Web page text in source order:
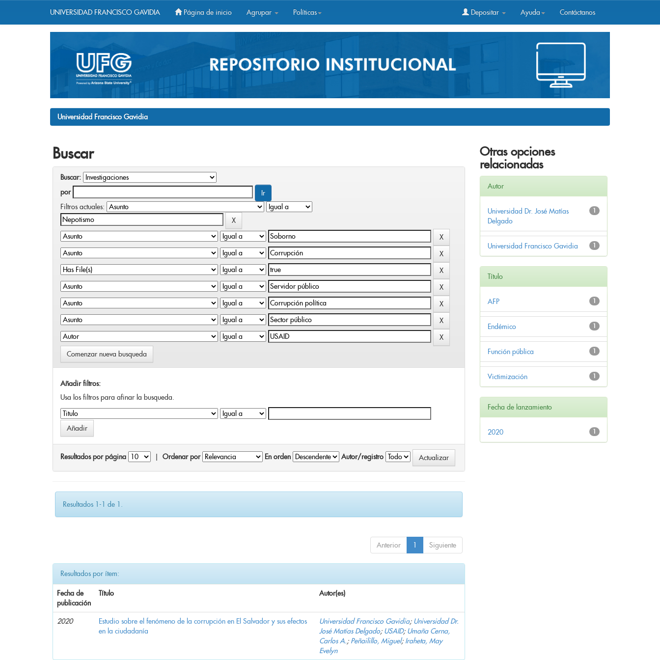
UNIVERSIDAD FRANCISCO GAVIDIA Página de inicio Agrupar Políticas Depositar Ayuda Contáctanos
Universidad Francisco Gavidia
Buscar
Buscar:
por
Filtros actuales:
Comenzar nueva busqueda
Añadir filtros:
Usa los filtros para afinar la busqueda.
Resultados por página Ordenar por En orden Autor/registro
Resultados 1-1 de 1.
Anterior 1 Siguiente
Resultados por ítem:
Fecha de
publicación
Título Autor(es)
2020
Estudio sobre el fenómeno de la corrupción en El Salvador y sus efectos
en la ciudadanía
Universidad Francisco Gavidia; Universidad Dr.
José Matías Delgado; USAID; Umaña Cerna,
Carlos A.; Peñailillo, Miguel; Iraheta, May
Evelyn
Otras opciones
relacionadas
Autor
1
Universidad Dr. José Matías
Delgado
1
Universidad Francisco Gavidia
Título
1
AFP
1
Endémico
1
Función pública
1
Victimización
Fecha de lanzamiento
1
2020